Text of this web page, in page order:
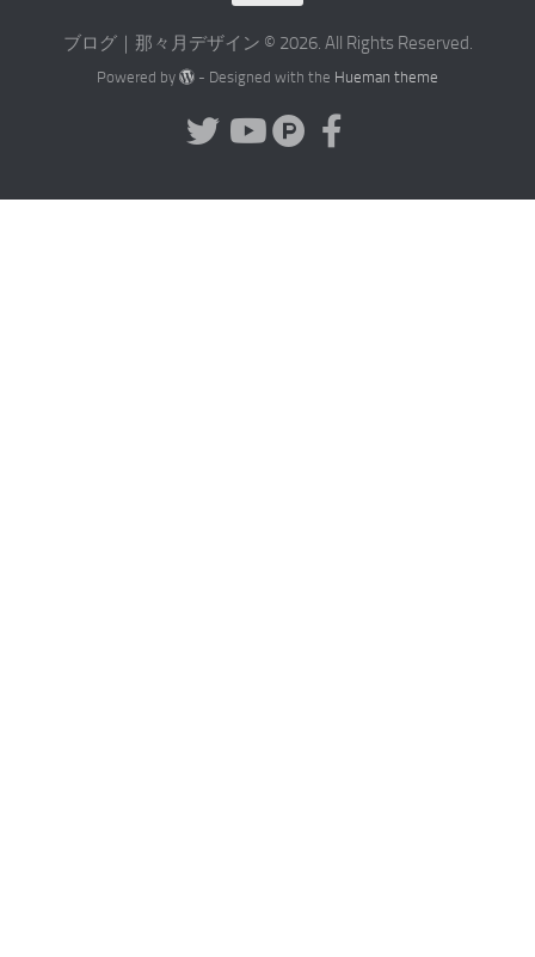
ブログ｜那々月デザイン © 2026. All Rights Reserved.
Powered by - Designed with the Hueman theme